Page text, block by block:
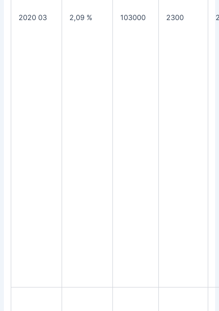
2020 03 2,09 % 103000 2300